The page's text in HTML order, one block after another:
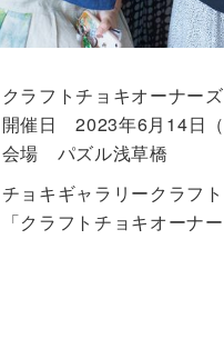
クラフトチョキオーナー
開催日 2023年6月14日（
会場 パズル浅草橋
チョキギャラリークラフ
「クラフトチョキオーナ